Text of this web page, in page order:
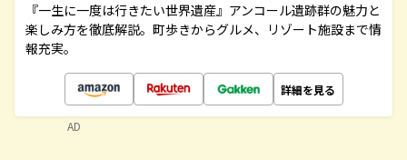
『一生に一度は行きたい世界遺産』アンコール遺跡群の魅力と
楽しみ方を徹底解説。町歩きからグルメ、リゾート施設まで情
報充実。
詳細を見る
AD